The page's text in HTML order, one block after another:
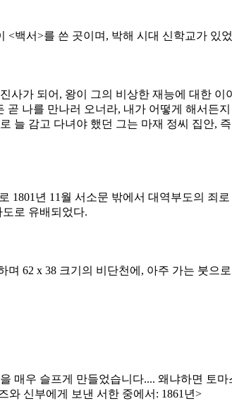
<백서>를 쓴 곳이며, 박해 시대 신학교가 있
사가 되어, 왕이 그의 비상한 재능에 대한
곧 나를 만나러 오너라, 내가 어떻게 해서든
늘 감고 다녀야 했던 그는 마재 정씨 집안,
1801년 11월 서소문 밖에서 대역부도의 죄
로 유배되었다.
며 62 x 38 크기의 비단천에, 아주 가는 붓으
매우 슬프게 만들었습니다.... 왜냐하면 토
와 신부에게 보낸 서한 중에서: 1861년>